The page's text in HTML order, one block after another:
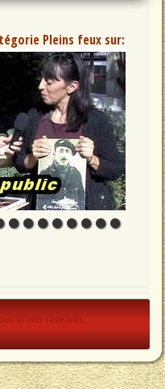
Pleins feux sur:
droits réservés.